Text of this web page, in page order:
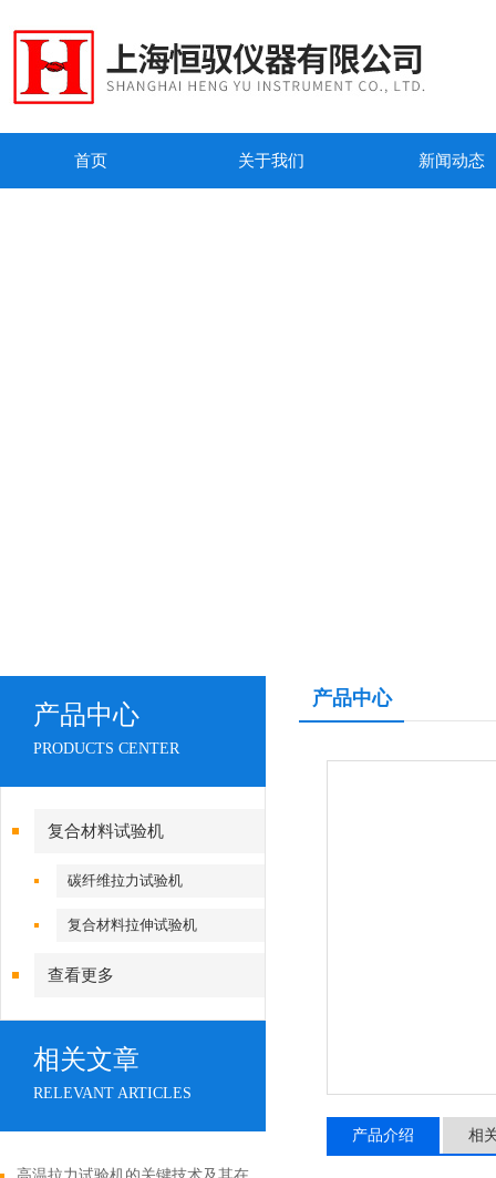
首页 关于我们 新闻动态
产品中心
PRODUCTS CENTER
复合材料试验机
碳纤维拉力试验机
复合材料拉伸试验机
查看更多
相关文章
RELEVANT ARTICLES
产品中心
产品介绍 相